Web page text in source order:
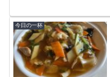
今日の一杯